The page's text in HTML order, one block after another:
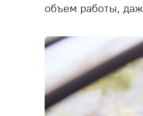
объем работы,